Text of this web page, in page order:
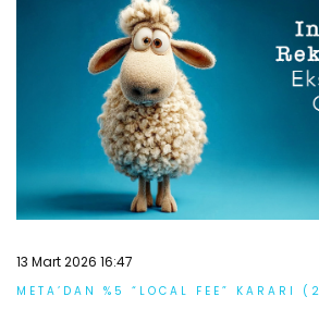
13 Mart 2026 16:47
META’DAN %5 “LOCAL FEE” KARARI